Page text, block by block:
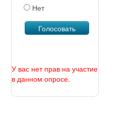
Нет
У вас нет прав на участие
в данном опросе.